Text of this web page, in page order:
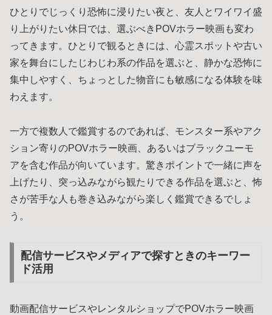
ひとりでじっくり恐怖に浸りたい夜と、友人とワイワイ盛
り上がりたい休日では、選ぶべきPOVホラー映画も変わ
ってきます。ひとりで観るときには、心霊スポットや古い
家を舞台にしたじわじわ系の作品を選ぶと、静かな恐怖に
集中しやすく、ちょっとした物音にも敏感になる体験を味
わえます。
一方で複数人で鑑賞するのであれば、モンスター系やアク
ション寄りのPOVホラー映画、あるいはブラックユーモ
アを含む作品が向いています。驚きポイントで一緒に声を
上げたり、突っ込みながら観たりできる作品を選ぶと、怖
さが苦手な人も巻き込みながら楽しく鑑賞できるでしょ
う。
配信サービスやメディアで探すときのキーワー
ド活用
動画配信サービスやレンタルショップでPOVホラー映画